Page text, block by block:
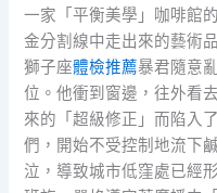
一家「平衡美學」咖啡館
金分割線中走出來的藝術
獅子座體檢推薦暴君隨意
位。他衝到窗邊，往外看
來的「超級修正」而陷入
們，開始不受控制地流下
泣，導致城市低窪處已經